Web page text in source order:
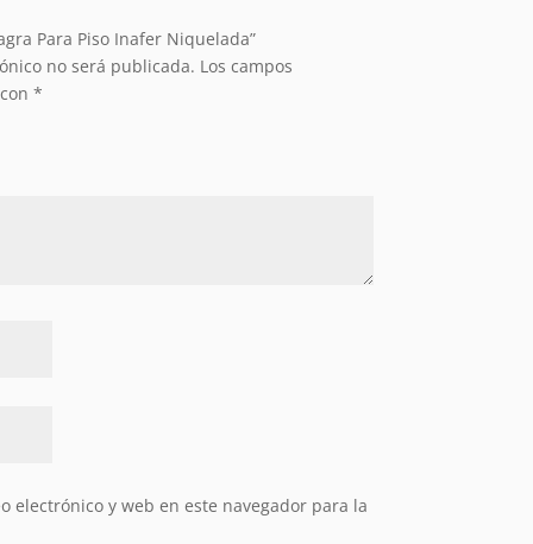
Para Piso Inafer Niquelada”
no será publicada. Los campos
*
electrónico y web en este navegador para la